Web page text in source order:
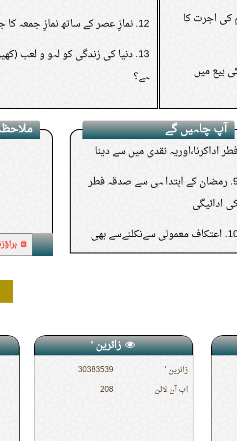
میں
13. دنیا کی زندگی کو لہو و لعب
14.
15. کیا مذی نجس ہے ؟
آپ چاہیں گے
طلاق رجعی
معتکف کامسجد سے نمازوغیرہ کیلئے
فطر اداکرنا،اوریہ نقدی میں سے دینا
رمضان کے ابتدا ہی سے صدقہ فطر
ادائیگی
اعتکاف معمولی سےنکلنےسے بھی
جاتا ہے؟
زائرین '
زائرین '
30383539
اب آن لائن
208